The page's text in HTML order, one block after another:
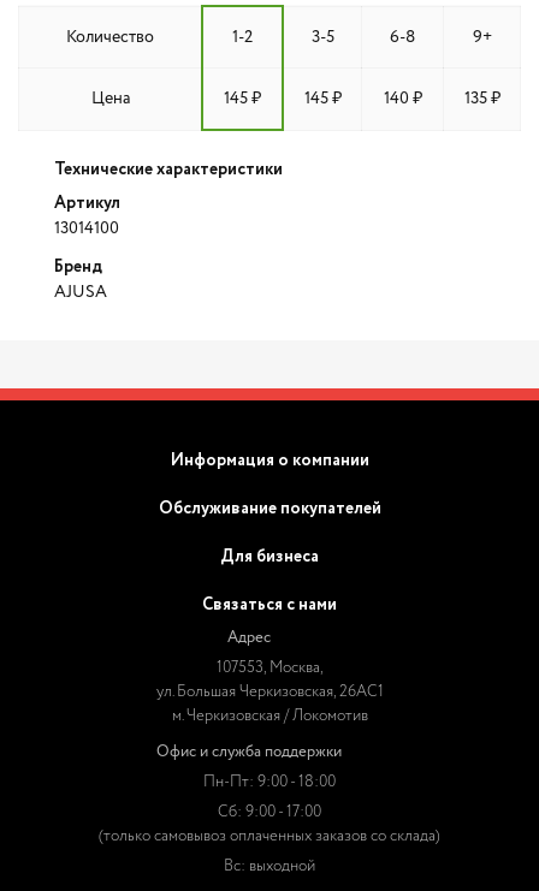
Количество 1-2 3-5 6-8 9+
Цена 145 ₽ 145 ₽ 140 ₽ 135 ₽
Технические характеристики
Артикул
13014100
Бренд
AJUSA
Информация о компании
Обслуживание покупателей
Для бизнеса
Связаться с нами
Адрес
107553, Москва,
ул. Большая Черкизовская, 26АС1
м. Черкизовская / Локомотив
Офис и служба поддержки
Пн-Пт: 9:00 - 18:00
Сб: 9:00 - 17:00
(только самовывоз оплаченных заказов со склада)
Вс: выходной